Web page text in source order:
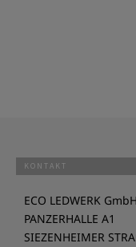
KONTAKT
ECO LEDWERK GmbH
PANZERHALLE A1
SIEZENHEIMER